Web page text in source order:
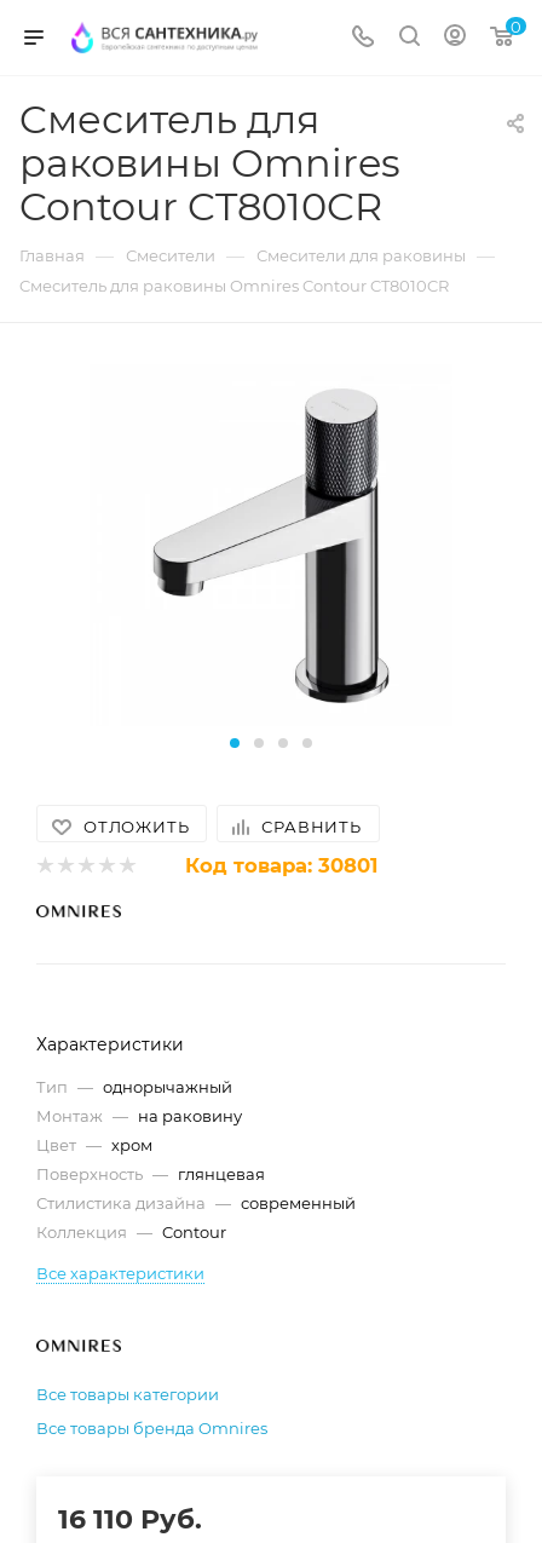
0
Cмеситель для
раковины Omnires
Contour CT8010CR
Главная — Смесители — Смесители для раковины —
Cмеситель для раковины Omnires Contour CT8010CR
ОТЛОЖИТЬ СРАВНИТЬ
Код товара: 30801
Характеристики
Тип — однорычажный
Монтаж — на раковину
Цвет — хром
Поверхность — глянцевая
Стилистика дизайна — современный
Коллекция — Contour
Все характеристики
Все товары категории
Все товары бренда Omnires
16 110 Руб.